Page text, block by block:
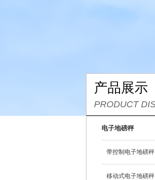
产品展示
PRODUCT
电子地磅秤
带控制电子地磅秤
移动式电子地磅秤